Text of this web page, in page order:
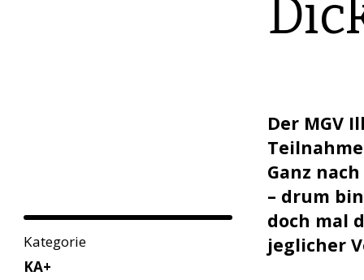
Kategorie
KA+
Der MGV
Ganz
– drum
doch mal
jeglicher